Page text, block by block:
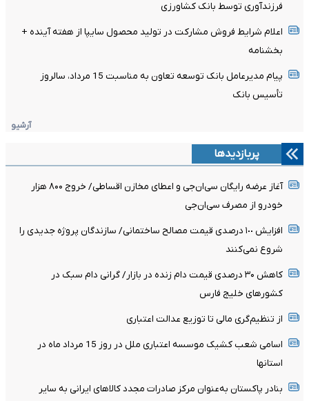
فرزندآوری توسط بانک کشاورزی
اعلام شرایط فروش مشارکت در تولید محصول سایپا از هفته آینده +
بخشنامه
پیام مدیرعامل بانک توسعه تعاون به مناسبت 15 مرداد، سالروز
تأسیس بانک
آرشیو
پربازدیدها
آغاز عرضه رایگان سی‌ان‌جی و اعطای مخازن اقساطی/ خروج ۸۰۰ هزار
خودرو از مصرف سی‌ان‌جی
افزایش ١٠٠ درصدی قیمت مصالح ساختمانی/ سازندگان پروژه جدیدی را
شروع نمی‌کنند
کاهش ۳۰ درصدی قیمت دام زنده در بازار/ گرانی دام سبک در
کشور‌های خلیج فارس
از تنظیم‌گری مالی تا توزیع عدالت اعتباری
اسامی شعب کشیک موسسه اعتباری ملل در روز 15 مرداد ماه در
استانها
بنادر پاکستان به‌عنوان مرکز صادرات مجدد کالاهای ایرانی به سایر